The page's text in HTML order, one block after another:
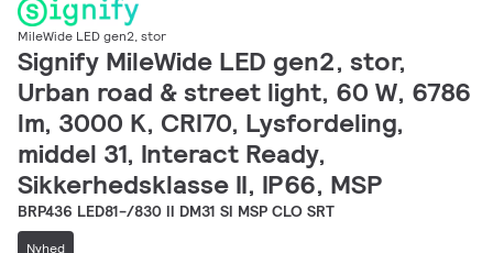
MileWide LED gen2, stor
Signify MileWide LED gen2, stor,
Urban road & street light, 60 W, 6786
lm, 3000 K, CRI70, Lysfordeling,
middel 31, Interact Ready,
Sikkerhedsklasse II, IP66, MSP
BRP436 LED81-/830 II DM31 SI MSP CLO SRT
Nyhed